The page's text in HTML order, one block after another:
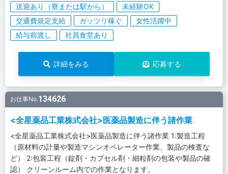
送迎あり（寮または駅から）
未経験OK
交通費規定支給
ガッツリ稼ぐ
女性活躍中
給与前渡し
社員食堂あり
詳細をみる 応募する
お仕事No.134626
<全星薬品工業株式会社>医薬品製造に伴う諸作業
<全星薬品工業株式会社>医薬品製造に伴う諸作業 1:製造工程
（原材料の計量や製造マシンオペレーター作業、製品の検査な
ど） 2:包装工程（錠剤・カプセル剤・細粒剤の包装や製品の確
認） クリーンルーム内での作業となります。